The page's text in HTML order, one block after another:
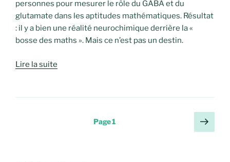
personnes pour mesurer le rôle du GABA et du
glutamate dans les aptitudes mathématiques. Résultat
: il y a bien une réalité neurochimique derrière la «
bosse des maths ». Mais ce n’est pas un destin.
Lire la suite
Page1
Page